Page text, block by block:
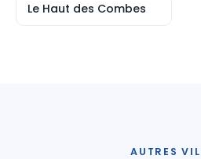
Le Haut des Combes
AUTRES